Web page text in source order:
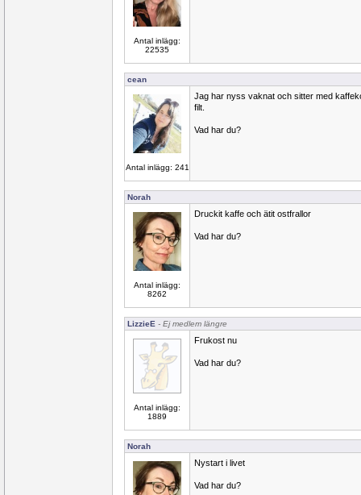
Antal inlägg:
22535
cean
Antal inlägg: 241
Jag har nyss vaknat och sitter med
filt.
Vad har du?
Norah
Antal inlägg:
8262
Druckit kaffe och ätit ostfrallor
Vad har du?
LizzieE - Ej medlem längre
Antal inlägg:
1889
Frukost nu
Vad har du?
Norah
Nystart i livet
Vad har du?